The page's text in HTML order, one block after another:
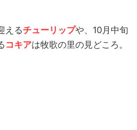
えるチューリップや、10月中旬
コキアは牧歌の里の見どころ。